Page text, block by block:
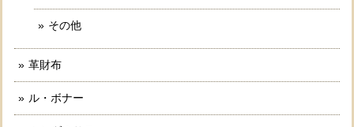
その他
革財布
ル・ボナー